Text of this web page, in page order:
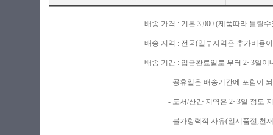
배송 가격 : 기본 3,000 (제품따라 틀릴
배송 지역 : 전국(일부지역은 추가비용
배송 기간 : 입금완료일로 부터 2~3일이
- 공휴일은 배송기간에 포함이 되
- 도서/산간 지역은 2~3일 정도 지
- 불가항력적 사유(일시품절,천재